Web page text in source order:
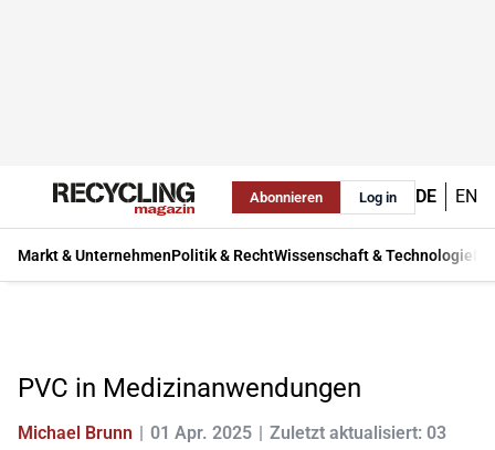
Abonnieren Log in DE EN
Markt & UnternehmenPolitik & RechtWissenschaft & Technologie
PVC in Medizinanwendungen
Michael Brunn 01 Apr. 2025
Zuletzt aktualisiert: 03